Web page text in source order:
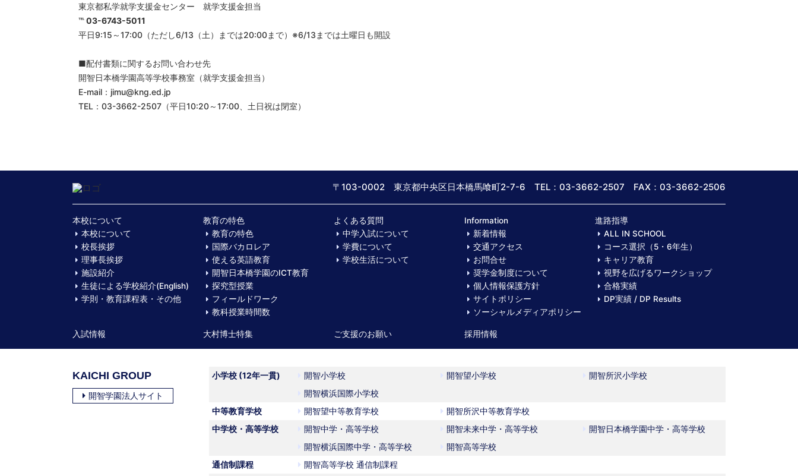
東京都私学就学支援金センター 就学支援金担当
℡ 03-6743-5011
平日9:15～17:00（ただし6/13（土）までは20:00まで）※6/13までは土曜日も開設
■配付書類に関するお問い合わせ先
開智日本橋学園高等学校事務室（就学支援金担当）
E-mail：jimu@kng.ed.jp
TEL：03-3662-2507（平日10:20～17:00、土日祝は閉室）
〒103-0002 東京都中央区日本橋馬喰町2-7-6 TEL：03-3662-2507 FAX：03-3662-2506
本校について
本校について
校長挨拶
理事長挨拶
施設紹介
生徒による学校紹介(English)
学則・教育課程表・その他
教育の特色
教育の特色
国際バカロレア
使える英語教育
開智日本橋学園のICT教育
探究型授業
フィールドワーク
教科授業時間数
よくある質問
中学入試について
学費について
学校生活について
Information
新着情報
交通アクセス
お問合せ
奨学金制度について
個人情報保護方針
サイトポリシー
ソーシャルメディアポリシー
進路指導
ALL IN SCHOOL
コース選択（5・6年生）
キャリア教育
視野を広げるワークショップ
合格実績
DP実績 / DP Results
入試情報 大村博士特集 ご支援のお願い 採用情報
KAICHI GROUP
開智学園法人サイト
小学校 (12年一貫) 開智小学校 開智望小学校
開智所沢小学校
開智横浜国際小学校
中等教育学校
開智望中等教育学校
開智所沢中等教育学校
中学校・高等学校
開智中学・高等学校 開智未来中学・高等学校
開智日本橋学園中学・高等学校
開智横浜国際中学・高等学校
開智高等学校
通信制課程
開智高等学校 通信制課程